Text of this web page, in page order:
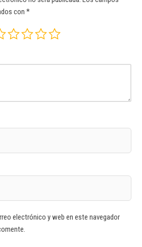
con *
electrónico y web en este navegador